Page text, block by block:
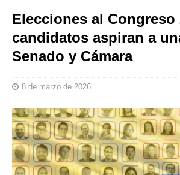
Elecciones al Congreso
candidatos aspiran a
Senado y Cámara
8 de marzo de 2026